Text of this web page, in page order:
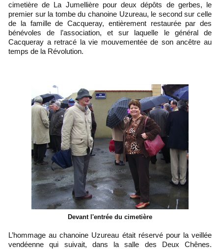
cimetière de La Jumellière pour deux dépôts de gerbes, le
premier sur la tombe du chanoine Uzureau, le second sur celle
de la famille de Cacqueray, entièrement restaurée par des
bénévoles de l’association, et sur laquelle le général de
Cacqueray a retracé la vie mouvementée de son ancêtre au
temps de la Révolution.
Devant l'entrée du cimetière
L’hommage au chanoine Uzureau était réservé pour la veillée
vendéenne qui suivait, dans la salle des Deux Chênes.